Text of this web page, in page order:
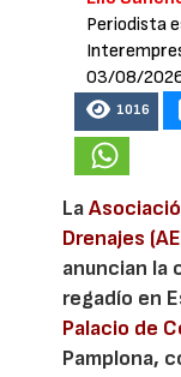
Periodista
03/08/
1016
La
Drenajes
anuncian la
regadío en
Palacio de
Pamplona,